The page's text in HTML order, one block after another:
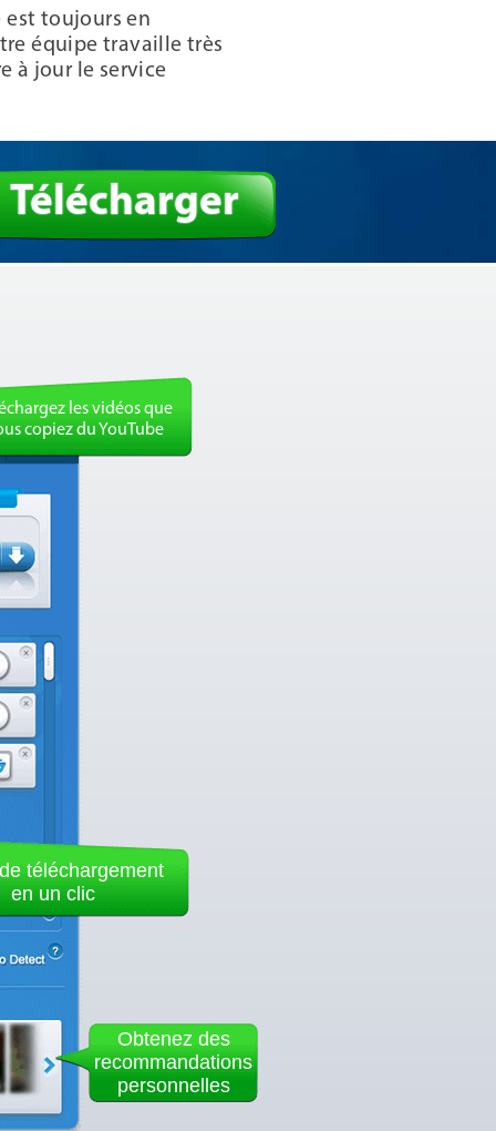
est toujours en
équipe travaille très
à jour le service
Télécharger
les vidéos que
copiez du YouTube
téléchargement
en un clic
Obtenez des
recommandations
personnelles